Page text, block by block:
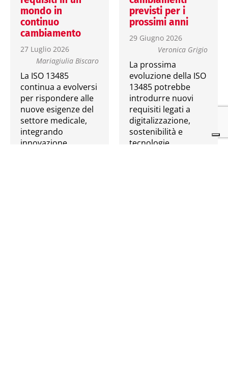
mondo in
continuo
cambiamento
27 Luglio 2026
Mariagiulia Biscaro
La ISO 13485
continua a evolversi
per rispondere alle
nuove esigenze del
settore medicale,
integrando
innovazione
previsti per i
prossimi anni
29 Giugno 2026
Veronica Grigio
La prossima
evoluzione della ISO
13485 potrebbe
introdurre nuovi
requisiti legati a
digitalizzazione,
sostenibilità e
tecnologie